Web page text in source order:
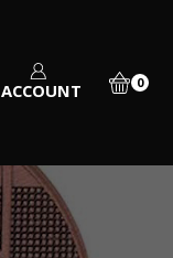
ACCOUNT 0